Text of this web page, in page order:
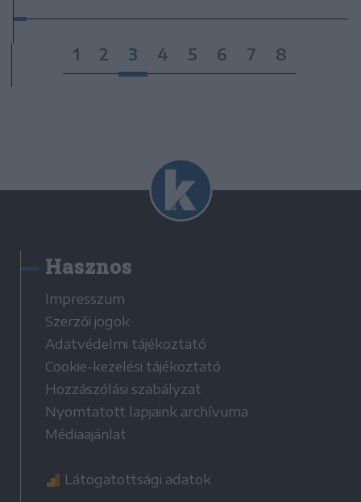
1 2 3 4 5 6 7 8
Hasznos
Impresszum
Szerzői jogok
Adatvédelmi tájékoztató
Cookie-kezelési tájékoztató
Hozzászólási szabályzat
Nyomtatott lapjaink archívuma
Médiaajánlat
Látogatottsági adatok